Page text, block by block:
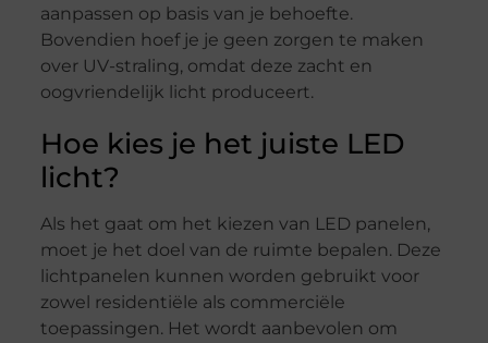
aanpassen op basis van je behoefte.
Bovendien hoef je je geen zorgen te maken
over UV-straling, omdat deze zacht en
oogvriendelijk licht produceert.
Hoe kies je het juiste LED
licht?
Als het gaat om het kiezen van LED panelen,
moet je het doel van de ruimte bepalen. Deze
lichtpanelen kunnen worden gebruikt voor
zowel residentiële als commerciële
toepassingen. Het wordt aanbevolen om